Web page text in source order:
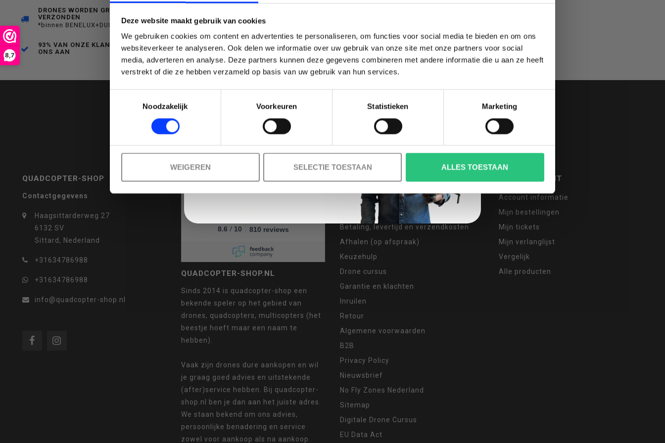
Deze website maakt gebruik van cookies
We gebruiken cookies om content en advertenties te personaliseren, om functies voor social media te bieden en om ons
websiteverkeer te analyseren. Ook delen we informatie over uw gebruik van onze site met onze partners voor social
media, adverteren en analyse. Deze partners kunnen deze gegevens combineren met andere informatie die u aan ze heeft
verstrekt of die ze hebben verzameld op basis van uw gebruik van hun services.
Noodzakelijk
Voorkeuren Statistieken Marketing
WEIGEREN SELECTIE TOESTAAN ALLES TOESTAAN
8,7
een
beschikbaar
DRONES WORDEN GRATIS
VERZONDEN
*binnen BENELUX+DUITSLAND
93% VAN ONZE KLANTEN BEVEELT
ONS AAN
QUADCOPTER-SHOP
Contactgegevens
Haagsittarderweg 27
6132 SV
Sittard, Nederland
+31634786988
+31634786988
info@quadcopter-shop.nl
REVIEWS
8.6 / 10 810 reviews
QUADCOPTER-SHOP.NL
Sinds 2014 is quadcopter-shop een
bekende speler op het gebied van
drones, quadcopters, multicopters (het
beestje hoeft maar een naam te
hebben).
Vaak zijn drones dure aankopen en wil
je graag goed advies en uitstekende
(after)service hebben. Bij quadcopter-
shop.nl ben je dan aan het juiste adres.
We staan bekend om ons advies,
persoonlijke benadering en service
zowel voor aankoop als na aankoop.
INFORMATIE
Over ons
Contact
Betaling, levertijd en verzendkosten
Afhalen (op afspraak)
Keuzehulp
Drone cursus
Garantie en klachten
Inruilen
Retour
Algemene voorwaarden
B2B
Privacy Policy
Nieuwsbrief
No Fly Zones Nederland
Sitemap
Digitale Drone Cursus
EU Data Act
MIJN ACCOUNT
Account informatie
Mijn bestellingen
Mijn tickets
Mijn verlanglijst
Vergelijk
Alle producten
BESTELLING!
Ontvang je welkomstkorting tot 15 euro.
Minimale besteding 100 euro .
Email